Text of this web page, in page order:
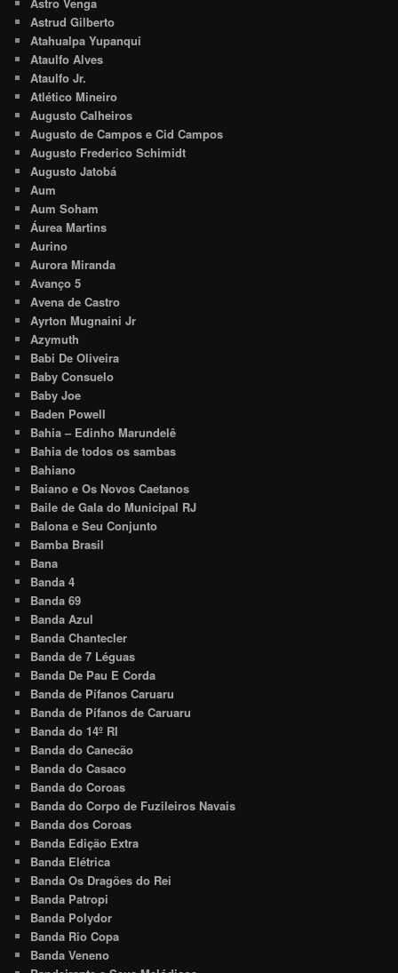
Astrud Gilberto
Atahualpa Yupanqui
Ataulfo Alves
Ataulfo Jr.
Atlético Mineiro
Augusto Calheiros
Augusto de Campos e Cid Campos
Augusto Frederico Schimidt
Augusto Jatobá
Aum
Aum Soham
Áurea Martins
Aurino
Aurora Miranda
Avanço 5
Avena de Castro
Ayrton Mugnaini Jr
Azymuth
Babi De Oliveira
Baby Consuelo
Baby Joe
Baden Powell
Bahia – Edinho Marundelê
Bahia de todos os sambas
Bahiano
Baiano e Os Novos Caetanos
Baile de Gala do Municipal RJ
Balona e Seu Conjunto
Bamba Brasil
Bana
Banda 4
Banda 69
Banda Azul
Banda Chantecler
Banda de 7 Léguas
Banda De Pau E Corda
Banda de Pífanos Caruaru
Banda de Pífanos de Caruaru
Banda do 14º RI
Banda do Canecão
Banda do Casaco
Banda do Coroas
Banda do Corpo de Fuzileiros Navais
Banda dos Coroas
Banda Edição Extra
Banda Elétrica
Banda Os Dragões do Rei
Banda Patropi
Banda Polydor
Banda Rio Copa
Banda Veneno